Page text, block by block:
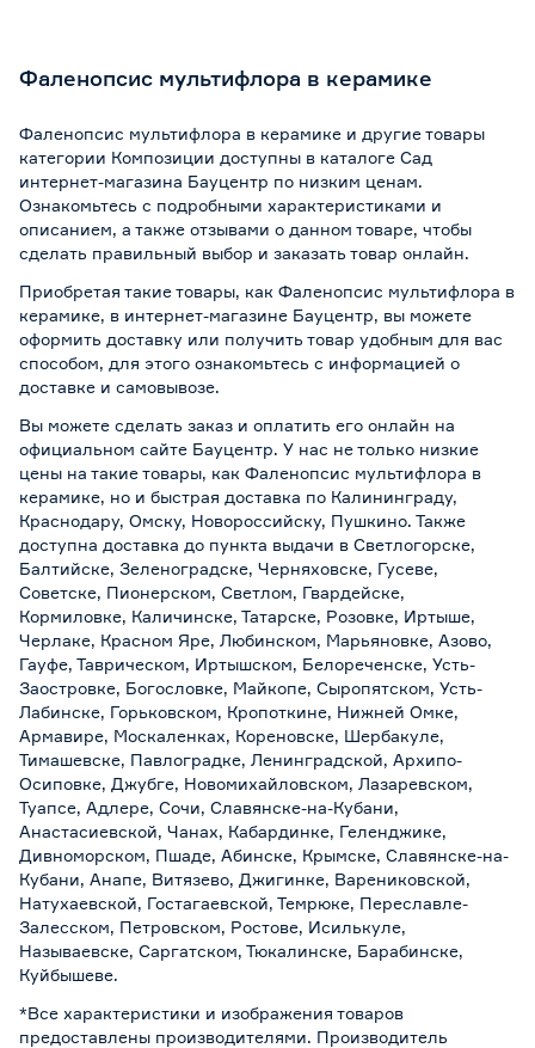
Фаленопсис мультифлора в керамике
Фаленопсис мультифлора в керамике и другие товары
категории Композиции доступны в каталоге Сад
интернет-магазина Бауцентр по низким ценам.
Ознакомьтесь с подробными характеристиками и
описанием, а также отзывами о данном товаре, чтобы
сделать правильный выбор и заказать товар онлайн.
Приобретая такие товары, как Фаленопсис мультифлора в
керамике, в интернет-магазине Бауцентр, вы можете
оформить доставку или получить товар удобным для вас
способом, для этого ознакомьтесь с информацией о
доставке и самовывозе.
Вы можете сделать заказ и оплатить его онлайн на
официальном сайте Бауцентр. У нас не только низкие
цены на такие товары, как Фаленопсис мультифлора в
керамике, но и быстрая доставка по Калининграду,
Краснодару, Омску, Новороссийску, Пушкино. Также
доступна доставка до пункта выдачи в Светлогорске,
Балтийске, Зеленоградске, Черняховске, Гусеве,
Советске, Пионерском, Светлом, Гвардейске,
Кормиловке, Каличинске, Татарске, Розовке, Иртыше,
Черлаке, Красном Яре, Любинском, Марьяновке, Азово,
Гауфе, Таврическом, Иртышском, Белореченске, Усть-
Заостровке, Богословке, Майкопе, Сыропятском, Усть-
Лабинске, Горьковском, Кропоткине, Нижней Омке,
Армавире, Москаленках, Кореновске, Шербакуле,
Тимашевске, Павлоградке, Ленинградской, Архипо-
Осиповке, Джубге, Новомихайловском, Лазаревском,
Туапсе, Адлере, Сочи, Славянске-на-Кубани,
Анастасиевской, Чанах, Кабардинке, Геленджике,
Дивноморском, Пшаде, Абинске, Крымске, Славянске-на-
Кубани, Анапе, Витязево, Джигинке, Варениковской,
Натухаевской, Гостагаевской, Темрюке, Переславле-
Залесском, Петровском, Ростове, Исилькуле,
Называевске, Саргатском, Тюкалинске, Барабинске,
Куйбышеве.
*Все характеристики и изображения товаров
предоставлены производителями. Производитель